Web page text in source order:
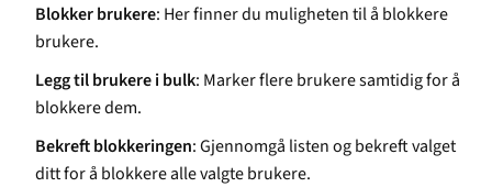
Blokker brukere: Her finner du muligheten til å blokkere
brukere.
Legg til brukere i bulk: Marker flere brukere samtidig for å
blokkere dem.
Bekreft blokkeringen: Gjennomgå listen og bekreft valget
ditt for å blokkere alle valgte brukere.